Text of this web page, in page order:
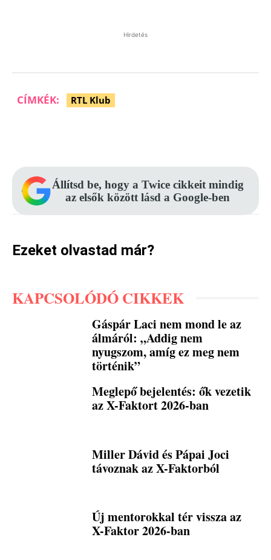
Hirdetés
CÍMKÉK: RTL Klub
Állítsd be, hogy a Twice cikkeit mindig
az elsők között lásd a Google-ben
Ezeket olvastad már?
KAPCSOLÓDÓ CIKKEK
Gáspár Laci nem mond le az
álmáról: „Addig nem
nyugszom, amíg ez meg nem
történik”
Meglepő bejelentés: ők vezetik
az X-Faktort 2026-ban
Miller Dávid és Pápai Joci
távoznak az X-Faktorból
Új mentorokkal tér vissza az
X-Faktor 2026-ban